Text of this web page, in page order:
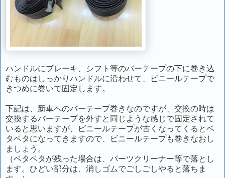
ハンドルにブレーキ、シフト等のバーテープの下に巻き込
むものはしっかりハンドルに沿わせて、ビニールテープで
きつめに巻いて固定します。
下記は、新車へのバーテープ巻きなのですが、交換の時は
交換するバーテープを外すと同じような感じで固定されて
いると思いますが、ビニールテープが古くなってくるとベ
タベタになってきますので、ビニールテープも巻きなおし
ましょう。
（ベタベタが残った場合は、パーツクリーナー等で落とし
ます。ひどい部分は、消しゴムでごしごしやると落ちま